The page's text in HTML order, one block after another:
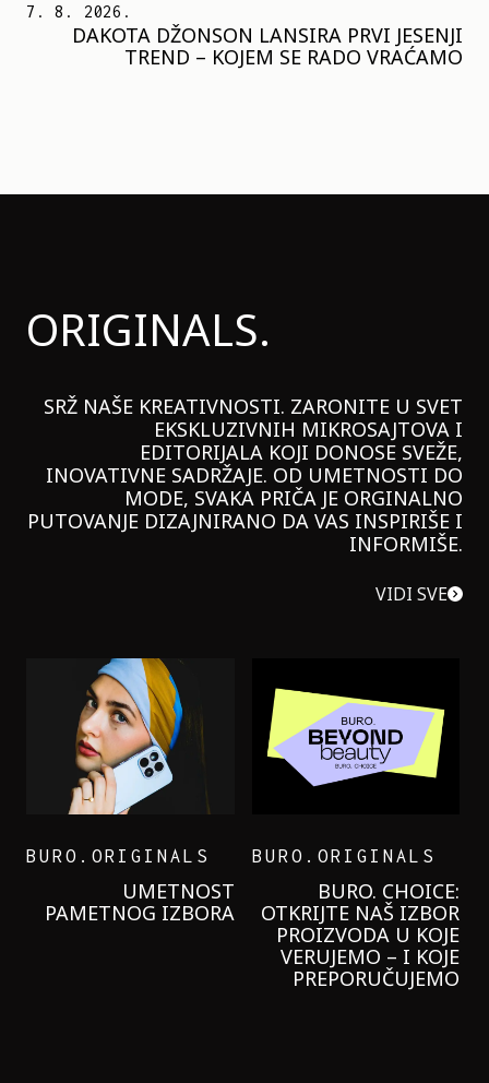
7. 8. 2026.
DAKOTA DŽONSON LANSIRA PRVI JESENJI
TREND – KOJEM SE RADO VRAĆAMO
ORIGINALS.
SRŽ NAŠE KREATIVNOSTI. ZARONITE U SVET
EKSKLUZIVNIH MIKROSAJTOVA I
EDITORIJALA KOJI DONOSE SVEŽE,
INOVATIVNE SADRŽAJE. OD UMETNOSTI DO
MODE, SVAKA PRIČA JE ORGINALNO
PUTOVANJE DIZAJNIRANO DA VAS INSPIRIŠE I
INFORMIŠE.
VIDI SVE
GARNIER KREMU I
NIKADA NIŠTA
LAGANIJE NISAM
KORISTILA